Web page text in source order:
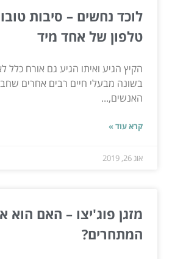
לוכד נחשים – סיבות
טלפון של אחד מיד
הקיץ הגיע ואיתו הגיע גם אורח
בשונה מבעלי חיים רבים אחרים
האנשים,...
קרא עוד »
אוג 26, 2019
מזגן פוג'יצו – האם הוא
המתחרים?